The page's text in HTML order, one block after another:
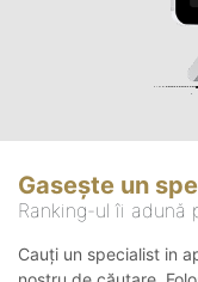
Gasește un
Ranking-ul îi adună
Cauți un specialist in